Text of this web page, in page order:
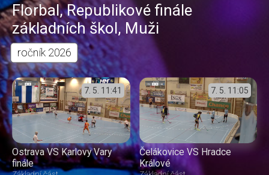
Florbal,Republikové finále
základních škol, Muži
ročník 2026
7. 5. 11:41
Ostrava VS Karlovy Vary
finále
7. 5. 11:05
Čelákovice VS Hradce
Králové